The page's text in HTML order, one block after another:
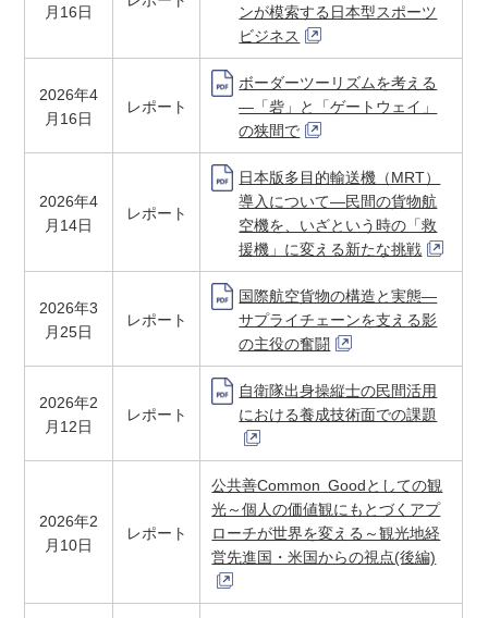
月16日
ンが模索する日本型スポーツ
ビジネス
2026年4
月16日
レポート
ボーダーツーリズムを考える
―「砦」と「ゲートウェイ」
の狭間で
2026年4
月14日
レポート
日本版多目的輸送機（MRT）
導入について―民間の貨物航
空機を、いざという時の「救
援機」に変える新たな挑戦
2026年3
月25日
レポート
国際航空貨物の構造と実態―
サプライチェーンを支える影
の主役の奮闘
2026年2
月12日
レポート
自衛隊出身操縦士の民間活用
における養成技術面での課題
2026年2
月10日
レポート
公共善Common Goodとしての観
光～個人の価値観にもとづくアプ
ローチが世界を変える～観光地経
営先進国・米国からの視点(後編)